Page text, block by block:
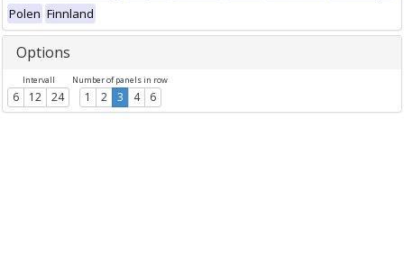
Polen Finnland
Options
Intervall
6 12 24
Number of panels in row
1 2 3 4 6